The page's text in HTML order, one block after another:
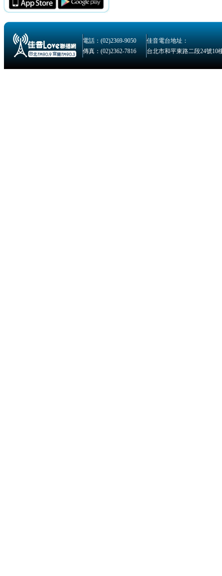
電話：(02)2369-9050
佳音電台地址：
傳真：(02)2362-7816
台北市和平東路二段24號10